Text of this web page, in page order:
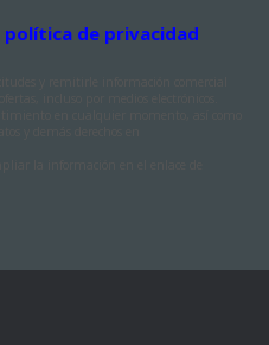
política de privacidad